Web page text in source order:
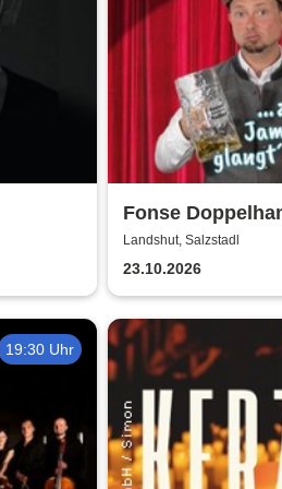
Fonse
Jammern
Landshut, Salzstadl
23.10.2026
19:30 Uhr